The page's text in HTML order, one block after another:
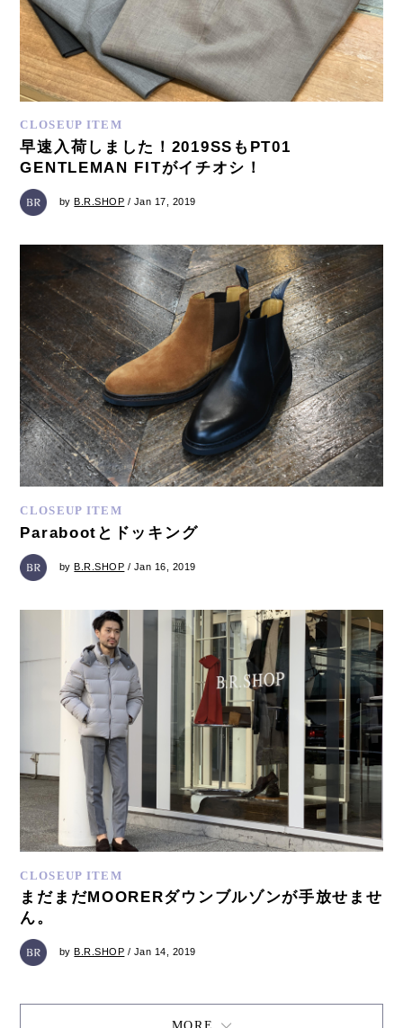
CLOSEUP ITEM
早速入荷しました！2019SSもPT01
GENTLEMAN FITがイチオシ！
byB.R.SHOP / Jan 17, 2019
CLOSEUP ITEM
Parabootとドッキング
byB.R.SHOP / Jan 16, 2019
CLOSEUP ITEM
まだまだMOORERダウンブルゾンが手放せませ
ん。
byB.R.SHOP / Jan 14, 2019